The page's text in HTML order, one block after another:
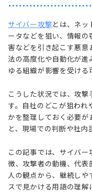
サイバー攻撃とは、ネッ
ータなどを狙い、情報
害などを引き起こす悪
法の高度化や自動化が進
ゆる組織が影響を受ける
こうした状況では、攻
す。自社のどこが狙われ
かを整理しておく必要が
と、現場での判断や社内
この記事では、サイバ
徴、攻撃者の動機、代表
人の観点から、継続し
スで見かける用語の理